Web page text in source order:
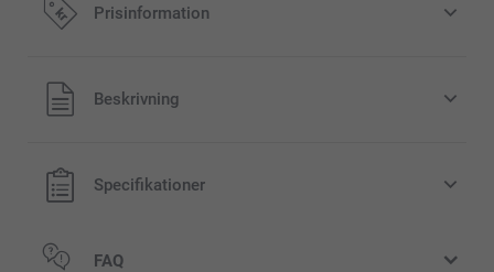
Prisinformation
Alla priser är i svenska kronor (SEK), inklusive moms och
exklusive porto.
Beskrivning
Specifikationer
FAQ